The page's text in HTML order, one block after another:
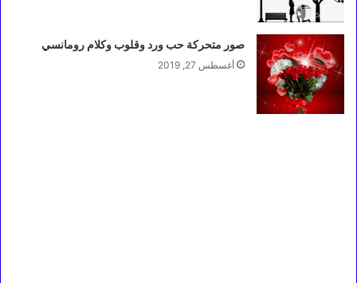
صور متحركة حب ورد وقلوب وكلام رومانسي
أغسطس 27, 2019